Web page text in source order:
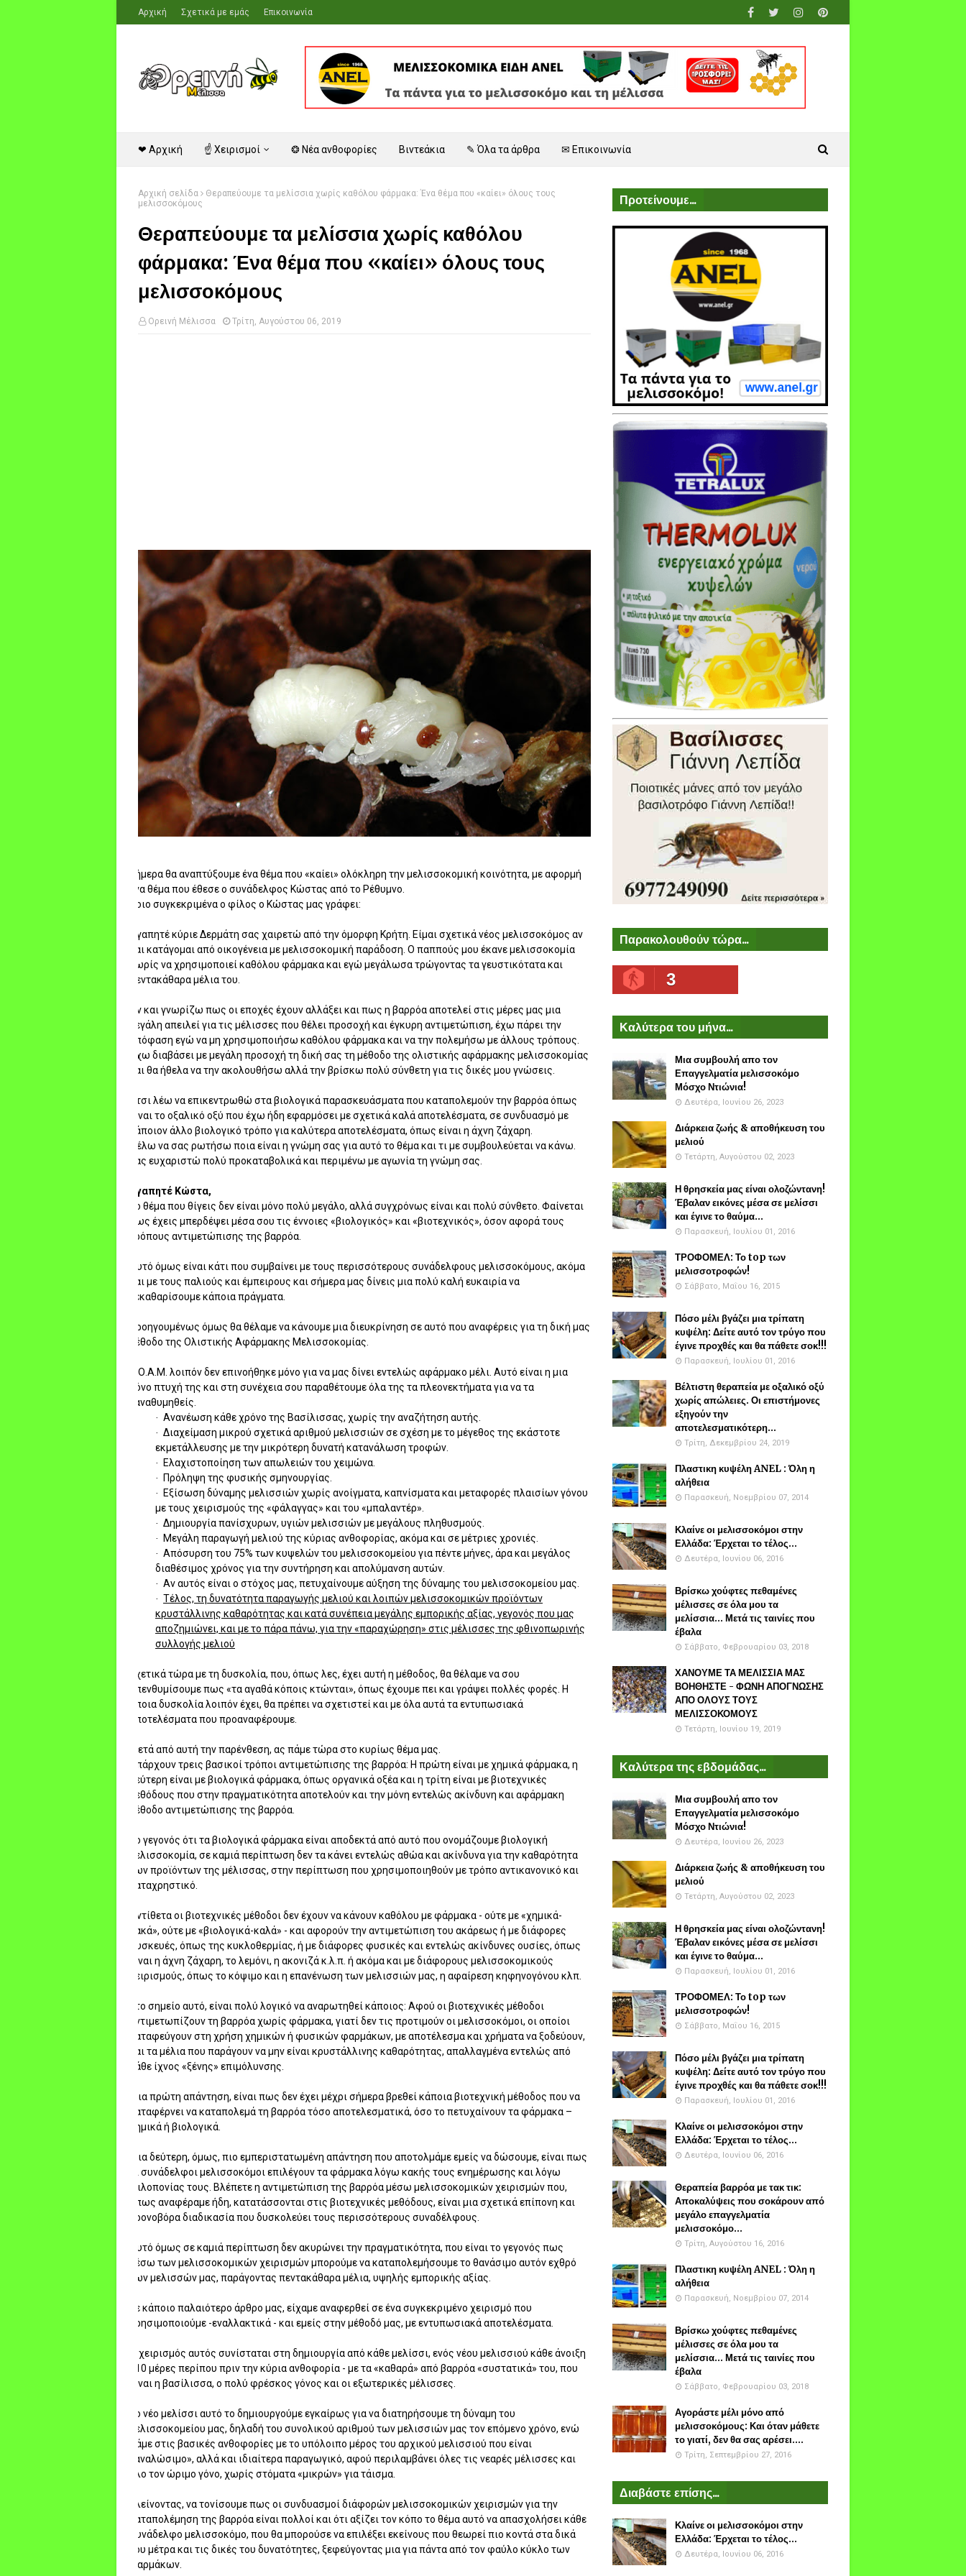
Αρχική Σχετικά με εμάς Επικοινωνία
❤ Αρχική ☝ Χειρισμοί ❂ Νέα ανθοφορίες Βιντεάκια ✎ Όλα τα άρθρα ✉ Επικοινωνία
Αρχική σελίδα
Θεραπεύουμε τα μελίσσια χωρίς καθόλου φάρμακα: Ένα θέμα που «καίει» όλους τους
μελισσοκόμους
Θεραπεύουμε τα μελίσσια χωρίς καθόλου
φάρμακα: Ένα θέμα που «καίει» όλους τους
μελισσοκόμους
Ορεινή Μέλισσα Τρίτη, Αυγούστου 06, 2019
Σήμερα θα αναπτύξουμε ένα θέμα που «καίει» ολόκληρη την μελισσοκομική κοινότητα, με αφορμή
ένα θέμα που έθεσε ο συνάδελφος Κώστας από το Ρέθυμνο.
Ποιο συγκεκριμένα ο φίλος ο Κώστας μας γράφει:
Αγαπητέ κύριε Δερμάτη σας χαιρετώ από την όμορφη Κρήτη. Είμαι σχετικά νέος μελισσοκόμος αν
και κατάγομαι από οικογένεια με μελισσοκομική παράδοση. Ο παππούς μου έκανε μελισσοκομία
χωρίς να χρησιμοποιεί καθόλου φάρμακα και εγώ μεγάλωσα τρώγοντας τα γευστικότατα και
πεντακάθαρα μέλια του.
Αν και γνωρίζω πως οι εποχές έχουν αλλάξει και πως η βαρρόα αποτελεί στις μέρες μας μια
μεγάλη απειλεί για τις μέλισσες που θέλει προσοχή και έγκυρη αντιμετώπιση, έχω πάρει την
απόφαση εγώ να μη χρησιμοποιήσω καθόλου φάρμακα και να την πολεμήσω με άλλους τρόπους.
Έχω διαβάσει με μεγάλη προσοχή τη δική σας τη μέθοδο της ολιστικής αφάρμακης μελισσοκομίας
και θα ήθελα να την ακολουθήσω αλλά την βρίσκω πολύ σύνθετη για τις δικές μου γνώσεις.
Έτσι λέω να επικεντρωθώ στα βιολογικά παρασκευάσματα που καταπολεμούν την βαρρόα όπως
είναι το οξαλικό οξύ που έχω ήδη εφαρμόσει με σχετικά καλά αποτελέσματα, σε συνδυασμό με
κάποιον άλλο βιολογικό τρόπο για καλύτερα αποτελέσματα, όπως είναι η άχνη ζάχαρη.
Θέλω να σας ρωτήσω ποια είναι η γνώμη σας για αυτό το θέμα και τι με συμβουλεύεται να κάνω.
Σας ευχαριστώ πολύ προκαταβολικά και περιμένω με αγωνία τη γνώμη σας.
Αγαπητέ Κώστα,
Το θέμα που θίγεις δεν είναι μόνο πολύ μεγάλο, αλλά συγχρόνως είναι και πολύ σύνθετο. Φαίνεται
πως έχεις μπερδέψει μέσα σου τις έννοιες «βιολογικός» και «βιοτεχνικός», όσον αφορά τους
τρόπους αντιμετώπισης της βαρρόα.
Αυτό όμως είναι κάτι που συμβαίνει με τους περισσότερους συνάδελφους μελισσοκόμους, ακόμα
και με τους παλιούς και έμπειρους και σήμερα μας δίνεις μια πολύ καλή ευκαιρία να
ξεκαθαρίσουμε κάποια πράγματα.
Προηγουμένως όμως θα θέλαμε να κάνουμε μια διευκρίνηση σε αυτό που αναφέρεις για τη δική μας
μέθοδο της Ολιστικής Αφάρμακης Μελισσοκομίας.
Η Ο.Α.Μ. λοιπόν δεν επινοήθηκε μόνο για να μας δίνει εντελώς αφάρμακο μέλι. Αυτό είναι η μια
μόνο πτυχή της και στη συνέχεια σου παραθέτουμε όλα της τα πλεονεκτήματα για να τα
ξαναθυμηθείς.
· Ανανέωση κάθε χρόνο της Βασίλισσας, χωρίς την αναζήτηση αυτής.
· Διαχείμαση μικρού σχετικά αριθμού μελισσιών σε σχέση με το μέγεθος της εκάστοτε
εκμετάλλευσης με την μικρότερη δυνατή κατανάλωση τροφών.
· Ελαχιστοποίηση των απωλειών του χειμώνα.
· Πρόληψη της φυσικής σμηνουργίας.
·
Εξίσωση δύναμης μελισσιών χωρίς ανοίγματα, καπνίσματα και μεταφορές πλαισίων γόνου
με τους χειρισμούς της «φάλαγγας» και του «μπαλαντέρ».
· Δημιουργία πανίσχυρων, υγιών μελισσιών με μεγάλους πληθυσμούς.
· Μεγάλη παραγωγή μελιού της κύριας ανθοφορίας, ακόμα και σε μέτριες χρονιές.
· Απόσυρση του 75% των κυψελών του μελισσοκομείου για πέντε μήνες, άρα και μεγάλος
διαθέσιμος χρόνος για την συντήρηση και απολύμανση αυτών.
· Αν αυτός είναι ο στόχος μας, πετυχαίνουμε αύξηση της δύναμης του μελισσοκομείου μας.
· Τέλος, τη δυνατότητα παραγωγής μελιού και λοιπών μελισσοκομικών προϊόντων
κρυστάλλινης καθαρότητας και κατά συνέπεια μεγάλης εμπορικής αξίας, γεγονός που μας
αποζημιώνει, και με το πάρα πάνω, για την «παραχώρηση» στις μέλισσες της φθινοπωρινής
συλλογής μελιού
Σχετικά τώρα με τη δυσκολία, που, όπως λες, έχει αυτή η μέθοδος, θα θέλαμε να σου
υπενθυμίσουμε πως «τα αγαθά κόποις κτώνται», όπως έχουμε πει και γράψει πολλές φορές. Η
όποια δυσκολία λοιπόν έχει, θα πρέπει να σχετιστεί και με όλα αυτά τα εντυπωσιακά
αποτελέσματα που προαναφέρουμε.
Μετά από αυτή την παρένθεση, ας πάμε τώρα στο κυρίως θέμα μας.
Υπάρχουν τρεις βασικοί τρόποι αντιμετώπισης της βαρρόα: Η πρώτη είναι με χημικά φάρμακα, η
δεύτερη είναι με βιολογικά φάρμακα, όπως οργανικά οξέα και η τρίτη είναι με βιοτεχνικές
μεθόδους που στην πραγματικότητα αποτελούν και την μόνη εντελώς ακίνδυνη και αφάρμακη
μέθοδο αντιμετώπισης της βαρρόα.
Το γεγονός ότι τα βιολογικά φάρμακα είναι αποδεκτά από αυτό που ονομάζουμε βιολογική
μελισσοκομία, σε καμιά περίπτωση δεν τα κάνει εντελώς αθώα και ακίνδυνα για την καθαρότητα
των προϊόντων της μέλισσας, στην περίπτωση που χρησιμοποιηθούν με τρόπο αντικανονικό και
καταχρηστικό.
Αντίθετα οι βιοτεχνικές μέθοδοι δεν έχουν να κάνουν καθόλου με φάρμακα - ούτε με «χημικά-
κακά», ούτε με «βιολογικά-καλά» - και αφορούν την αντιμετώπιση του ακάρεως ή με διάφορες
συσκευές, όπως της κυκλοθερμίας, ή με διάφορες φυσικές και εντελώς ακίνδυνες ουσίες, όπως
είναι η άχνη ζάχαρη, το λεμόνι, η ακονιζά κ.λ.π. ή ακόμα και με διάφορους μελισσοκομικούς
χειρισμούς, όπως το κόψιμο και η επανένωση των μελισσιών μας, η αφαίρεση κηφηνογόνου κλπ.
Στο σημείο αυτό, είναι πολύ λογικό να αναρωτηθεί κάποιος: Αφού οι βιοτεχνικές μέθοδοι
αντιμετωπίζουν τη βαρρόα χωρίς φάρμακα, γιατί δεν τις προτιμούν οι μελισσοκόμοι, οι οποίοι
καταφεύγουν στη χρήση χημικών ή φυσικών φαρμάκων, με αποτέλεσμα και χρήματα να ξοδεύουν,
και τα μέλια που παράγουν να μην είναι κρυστάλλινης καθαρότητας, απαλλαγμένα εντελώς από
κάθε ίχνος «ξένης» επιμόλυνσης.
Μια πρώτη απάντηση, είναι πως δεν έχει μέχρι σήμερα βρεθεί κάποια βιοτεχνική μέθοδος που να
καταφέρνει να καταπολεμά τη βαρρόα τόσο αποτελεσματικά, όσο το πετυχαίνουν τα φάρμακα –
χημικά ή βιολογικά.
Μια δεύτερη, όμως, πιο εμπεριστατωμένη απάντηση που αποτολμάμε εμείς να δώσουμε, είναι πως
οι συνάδελφοι μελισσοκόμοι επιλέγουν τα φάρμακα λόγω κακής τους ενημέρωσης και λόγω
φιλοπονίας τους. Βλέπετε η αντιμετώπιση της βαρρόα μέσω μελισσοκομικών χειρισμών που,
όπως αναφέραμε ήδη, κατατάσσονται στις βιοτεχνικές μεθόδους, είναι μια σχετικά επίπονη και
χρονοβόρα διαδικασία που δυσκολεύει τους περισσότερους συναδέλφους.
Αυτό όμως σε καμιά περίπτωση δεν ακυρώνει την πραγματικότητα, που είναι το γεγονός πως
μέσω των μελισσοκομικών χειρισμών μπορούμε να καταπολεμήσουμε το θανάσιμο αυτόν εχθρό
των μελισσών μας, παράγοντας πεντακάθαρα μέλια, υψηλής εμπορικής αξίας.
Σε κάποιο παλαιότερο άρθρο μας, είχαμε αναφερθεί σε ένα συγκεκριμένο χειρισμό που
χρησιμοποιούμε -εναλλακτικά - και εμείς στην μέθοδό μας, με εντυπωσιακά αποτελέσματα.
Ο χειρισμός αυτός συνίσταται στη δημιουργία από κάθε μελίσσι, ενός νέου μελισσιού κάθε άνοιξη
- 10 μέρες περίπου πριν την κύρια ανθοφορία - με τα «καθαρά» από βαρρόα «συστατικά» του, που
είναι η βασίλισσα, ο πολύ φρέσκος γόνος και οι εξωτερικές μέλισσες.
Το νέο μελίσσι αυτό το δημιουργούμε εγκαίρως για να διατηρήσουμε τη δύναμη του
μελισσοκομείου μας, δηλαδή του συνολικού αριθμού των μελισσιών μας τον επόμενο χρόνο, ενώ
πάμε στις βασικές ανθοφορίες με το υπόλοιπο μέρος του αρχικού μελισσιού που είναι
«αναλώσιμο», αλλά και ιδιαίτερα παραγωγικό, αφού περιλαμβάνει όλες τις νεαρές μέλισσες και
όλο τον ώριμο γόνο, χωρίς στόματα «μικρών» για τάισμα.
Κλείνοντας, να τονίσουμε πως οι συνδυασμοί διάφορών μελισσοκομικών χειρισμών για την
καταπολέμηση της βαρρόα είναι πολλοί και ότι αξίζει τον κόπο το θέμα αυτό να απασχολήσει κάθε
συνάδελφο μελισσοκόμο, που θα μπορούσε να επιλέξει εκείνους που θεωρεί πιο κοντά στα δικά
του μέτρα και τις δικές του δυνατότητες, ξεφεύγοντας μια για πάντα από τον φαύλο κύκλο των
φαρμάκων.
Προτείνουμε...
Παρακολουθούν τώρα...
3
Καλύτερα του μήνα...
Μια συμβουλή απο τον
Επαγγελματία μελισσοκόμο
Μόσχο Ντιώνια!
Δευτέρα, Ιουνίου 26, 2023
Διάρκεια ζωής & αποθήκευση του
μελιού
Τετάρτη, Αυγούστου 02, 2023
Η θρησκεία μας είναι ολοζώντανη!
Έβαλαν εικόνες μέσα σε μελίσσι
και έγινε το θαύμα...
Παρασκευή, Ιουλίου 01, 2016
ΤΡΟΦΟΜΕΛ: Το top των
μελισσοτροφών!
Σάββατο, Μαΐου 16, 2015
Πόσο μέλι βγάζει μια τρίπατη
κυψέλη: Δείτε αυτό τον τρύγο που
έγινε προχθές και θα πάθετε σοκ!!!
Παρασκευή, Ιουλίου 01, 2016
Βέλτιστη θεραπεία με οξαλικό οξύ
χωρίς απώλειες. Οι επιστήμονες
εξηγούν την
αποτελεσματικότερη...
Τρίτη, Δεκεμβρίου 24, 2019
Πλαστικη κυψέλη ANEL : Όλη η
αλήθεια
Παρασκευή, Νοεμβρίου 07, 2014
Κλαίνε οι μελισσοκόμοι στην
Ελλάδα: Έρχεται το τέλος...
Δευτέρα, Ιουνίου 06, 2016
Βρίσκω χούφτες πεθαμένες
μέλισσες σε όλα μου τα
μελίσσια... Μετά τις ταινίες που
έβαλα
Σάββατο, Φεβρουαρίου 03, 2018
ΧΑΝΟΥΜΕ ΤΑ ΜΕΛΙΣΣΙΑ ΜΑΣ
ΒΟΗΘΗΣΤΕ - ΦΩΝΗ ΑΠΟΓΝΩΣΗΣ
ΑΠΟ ΟΛΟΥΣ ΤΟΥΣ
ΜΕΛΙΣΣΟΚΟΜΟΥΣ
Τετάρτη, Ιουνίου 19, 2019
Καλύτερα της εβδομάδας...
Μια συμβουλή απο τον
Επαγγελματία μελισσοκόμο
Μόσχο Ντιώνια!
Δευτέρα, Ιουνίου 26, 2023
Διάρκεια ζωής & αποθήκευση του
μελιού
Τετάρτη, Αυγούστου 02, 2023
Η θρησκεία μας είναι ολοζώντανη!
Έβαλαν εικόνες μέσα σε μελίσσι
και έγινε το θαύμα...
Παρασκευή, Ιουλίου 01, 2016
ΤΡΟΦΟΜΕΛ: Το top των
μελισσοτροφών!
Σάββατο, Μαΐου 16, 2015
Πόσο μέλι βγάζει μια τρίπατη
κυψέλη: Δείτε αυτό τον τρύγο που
έγινε προχθές και θα πάθετε σοκ!!!
Παρασκευή, Ιουλίου 01, 2016
Κλαίνε οι μελισσοκόμοι στην
Ελλάδα: Έρχεται το τέλος...
Δευτέρα, Ιουνίου 06, 2016
Θεραπεία βαρρόα με τακ τικ:
Αποκαλύψεις που σοκάρουν από
μεγάλο επαγγελματία
μελισσοκόμο...
Τρίτη, Αυγούστου 16, 2016
Πλαστικη κυψέλη ANEL : Όλη η
αλήθεια
Παρασκευή, Νοεμβρίου 07, 2014
Βρίσκω χούφτες πεθαμένες
μέλισσες σε όλα μου τα
μελίσσια... Μετά τις ταινίες που
έβαλα
Σάββατο, Φεβρουαρίου 03, 2018
Αγοράστε μέλι μόνο από
μελισσοκόμους: Και όταν μάθετε
το γιατί, δεν θα σας αρέσει....
Τρίτη, Σεπτεμβρίου 27, 2016
Διαβάστε επίσης...
Κλαίνε οι μελισσοκόμοι στην
Ελλάδα: Έρχεται το τέλος...
Δευτέρα, Ιουνίου 06, 2016